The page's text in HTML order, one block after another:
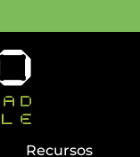
Recursos